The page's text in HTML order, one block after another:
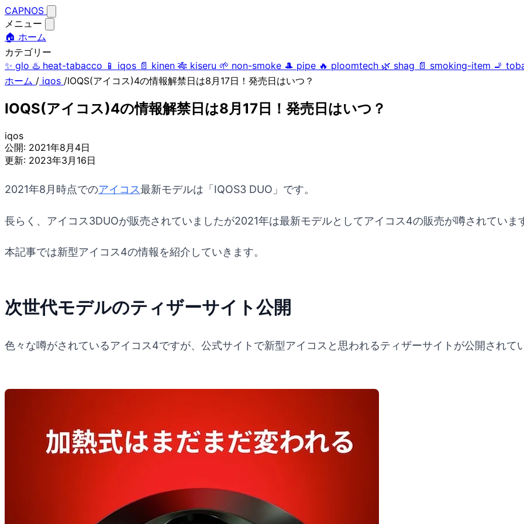
CAPNOS
メニュー
🏠 ホーム
カテゴリー
✨ glo ♨️ heat-tabacco 📱 iqos 📄 kinen 🎋 kiseru 🌱 non-smoke 🎩 pipe 🔥 ploomtech 🌿 shag 📄 smoking-item 🚬
ホーム / iqos /IOQS(アイコス)4の情報解禁日は8月17日！発売日はいつ？
IOQS(アイコス)4の情報解禁日は8月17日！発売日はいつ？
iqos
公開: 2021年8月4日
更新: 2023年3月16日
2021年8月時点でのアイコス最新モデルは「IQOS3 DUO」です。
長らく、アイコス3DUOが販売されていましたが2021年は最新モデルとしてアイコス4の販売が噂されていま
本記事では新型アイコス4の情報を紹介していきます。
次世代モデルのティザーサイト公開
色々な噂がされているアイコス4ですが、公式サイトで新型アイコスと思われるティザーサイトが公開されて